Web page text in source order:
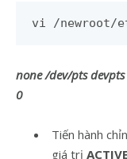
vi /newroot/
none /dev/pts
0 none /
Tiến hành
giá trị